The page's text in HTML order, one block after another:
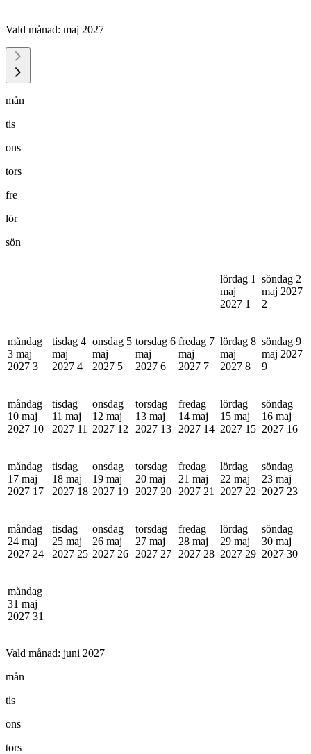
Vald månad: maj 2027
mån
tis
ons
tors
fre
lör
sön
lördag 1
maj
2027 1
söndag 2
maj 2027
2
måndag
3 maj
2027 3
tisdag 4
maj
2027 4
onsdag 5
maj
2027 5
torsdag 6
maj
2027 6
fredag 7
maj
2027 7
lördag 8
maj
2027 8
söndag 9
maj 2027
9
måndag
10 maj
2027 10
tisdag
11 maj
2027 11
onsdag
12 maj
2027 12
torsdag
13 maj
2027 13
fredag
14 maj
2027 14
lördag
15 maj
2027 15
söndag
16 maj
2027 16
måndag
17 maj
2027 17
tisdag
18 maj
2027 18
onsdag
19 maj
2027 19
torsdag
20 maj
2027 20
fredag
21 maj
2027 21
lördag
22 maj
2027 22
söndag
23 maj
2027 23
måndag
24 maj
2027 24
tisdag
25 maj
2027 25
onsdag
26 maj
2027 26
torsdag
27 maj
2027 27
fredag
28 maj
2027 28
lördag
29 maj
2027 29
söndag
30 maj
2027 30
måndag
31 maj
2027 31
Vald månad: juni 2027
mån
tis
ons
tors